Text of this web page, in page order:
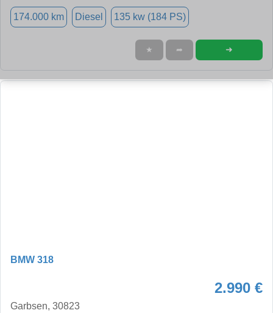
174.000 km Diesel 135 kw (184 PS)
★ ➦ ➜
BMW 318
2.990 €
Garbsen, 30823